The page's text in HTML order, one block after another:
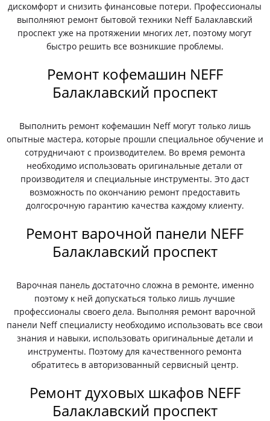
дискомфорт и снизить финансовые потери. Профессионалы
выполняют ремонт бытовой техники Neff Балаклавский
проспект уже на протяжении многих лет, поэтому могут
быстро решить все возникшие проблемы.
Ремонт кофемашин NEFF
Балаклавский проспект
Выполнить ремонт кофемашин Neff могут только лишь
опытные мастера, которые прошли специальное обучение и
сотрудничают с производителем. Во время ремонта
необходимо использовать оригинальные детали от
производителя и специальные инструменты. Это даст
возможность по окончанию ремонт предоставить
долгосрочную гарантию качества каждому клиенту.
Ремонт варочной панели NEFF
Балаклавский проспект
Варочная панель достаточно сложна в ремонте, именно
поэтому к ней допускаться только лишь лучшие
профессионалы своего дела. Выполняя ремонт варочной
панели Neff специалисту необходимо использовать все свои
знания и навыки, использовать оригинальные детали и
инструменты. Поэтому для качественного ремонта
обратитесь в авторизованный сервисный центр.
Ремонт духовых шкафов NEFF
Балаклавский проспект